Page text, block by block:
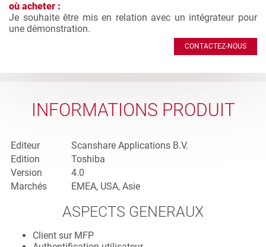
où acheter :
Je souhaite être mis en relation avec un intégrateur pour
une démonstration.
CONTACTEZ-NOUS
INFORMATIONS PRODUIT
Editeur
Scanshare Applications B.V.
Edition
Toshiba
Version
4.0
Marchés
EMEA, USA, Asie
ASPECTS GENERAUX
Client sur MFP